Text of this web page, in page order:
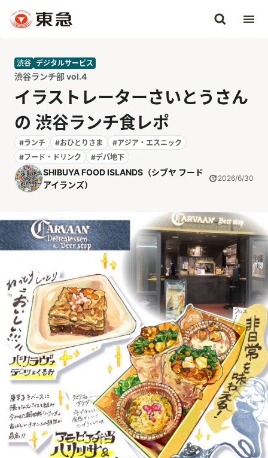
渋谷 デジタルサービス
渋谷ランチ部 vol.4
イラストレーターさいとうさん
の 渋谷ランチ食レポ
#ランチ #おひとりさま
#アジア・エスニック
#フード・ドリンク
#デパ地下
SHIBUYA FOOD ISLANDS（シブヤ フード
アイランズ）
2026/6/30